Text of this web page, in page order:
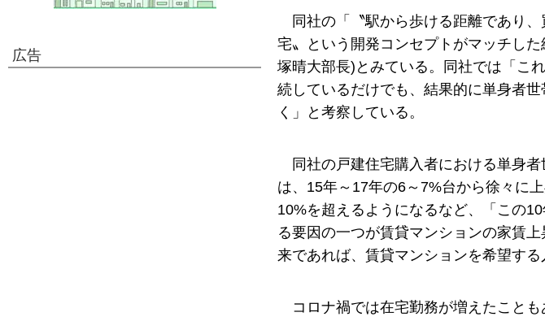
同社の「〝駅から歩ける距離であり
宅〟という開発コンセプトがマッチし
塚晴大部長)とみている。同社では「こ
続しているだけでも、結果的に単身者
く」と考察している。
同社の戸建住宅購入者における単身
は、15年～17年の6～7%台から徐々に
10%を超えるようになるなど、「この
る要因の一つが賃貸マンションの家賃
来であれば、賃貸マンションを希望す
コロナ禍では在宅勤務が増えたこと
広告